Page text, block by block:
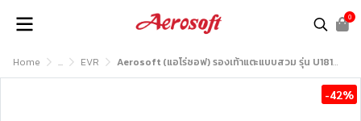
0
Home ... EVR Aerosoft (แอโร่ซอฟ) รองเท้าแตะแบบสวม รุ่น U1818
-42%